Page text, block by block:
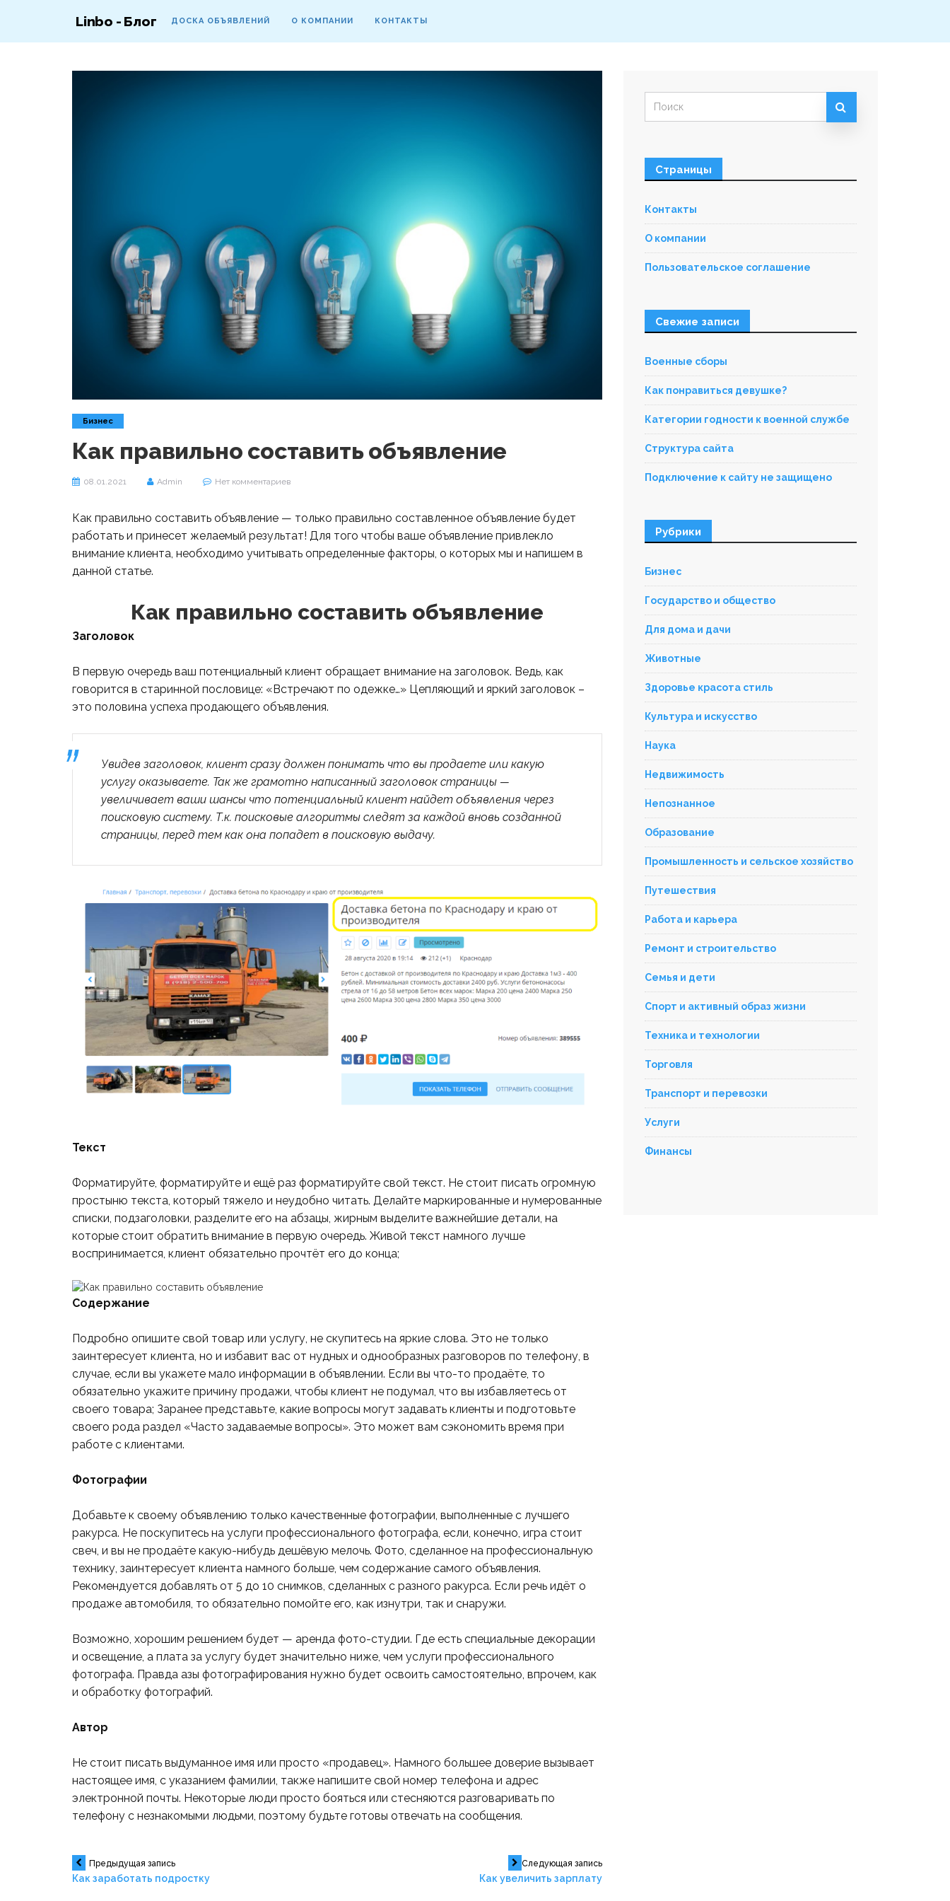
Linbo - Блог ДОСКА ОБЪЯВЛЕНИЙ О КОМПАНИИ КОНТАКТЫ
Бизнес
Как правильно составить объявление
08.01.2021 Admin Нет комментариев
Как правильно составить объявление — только правильно составленное объявление будет
работать и принесет желаемый результат! Для того чтобы ваше объявление привлекло
внимание клиента, необходимо учитывать определенные факторы, о которых мы и напишем в
данной статье.
Как правильно составить объявление
Заголовок
В первую очередь ваш потенциальный клиент обращает внимание на заголовок. Ведь, как
говорится в старинной пословице: «Встречают по одежке…» Цепляющий и яркий заголовок –
это половина успеха продающего объявления.
Увидев заголовок, клиент сразу должен понимать что вы продаете или какую
услугу оказываете. Так же грамотно написанный заголовок страницы —
увеличивает ваши шансы что потенциальный клиент найдет объявления через
поисковую систему. Т.к. поисковые алгоритмы следят за каждой вновь созданной
страницы, перед тем как она попадет в поисковую выдачу.
Текст
Форматируйте, форматируйте и ещё раз форматируйте свой текст. Не стоит писать огромную
простыню текста, который тяжело и неудобно читать. Делайте маркированные и нумерованные
списки, подзаголовки, разделите его на абзацы, жирным выделите важнейшие детали, на
которые стоит обратить внимание в первую очередь. Живой текст намного лучше
воспринимается, клиент обязательно прочтёт его до конца;
Содержание
Подробно опишите свой товар или услугу, не скупитесь на яркие слова. Это не только
заинтересует клиента, но и избавит вас от нудных и однообразных разговоров по телефону, в
случае, если вы укажете мало информации в объявлении. Если вы что-то продаёте, то
обязательно укажите причину продажи, чтобы клиент не подумал, что вы избавляетесь от
своего товара; Заранее представьте, какие вопросы могут задавать клиенты и подготовьте
своего рода раздел «Часто задаваемые вопросы». Это может вам сэкономить время при
работе с клиентами.
Фотографии
Добавьте к своему объявлению только качественные фотографии, выполненные с лучшего
ракурса. Не поскупитесь на услуги профессионального фотографа, если, конечно, игра стоит
свеч, и вы не продаёте какую-нибудь дешёвую мелочь. Фото, сделанное на профессиональную
технику, заинтересует клиента намного больше, чем содержание самого объявления.
Рекомендуется добавлять от 5 до 10 снимков, сделанных с разного ракурса. Если речь идёт о
продаже автомобиля, то обязательно помойте его, как изнутри, так и снаружи.
Возможно, хорошим решением будет — аренда фото-студии. Где есть специальные декорации
и освещение, а плата за услугу будет значительно ниже, чем услуги профессионального
фотографа. Правда азы фотографирования нужно будет освоить самостоятельно, впрочем, как
и обработку фотографий.
Автор
Не стоит писать выдуманное имя или просто «продавец». Намного большее доверие вызывает
настоящее имя, с указанием фамилии, также напишите свой номер телефона и адрес
электронной почты. Некоторые люди просто бояться или стесняются разговаривать по
телефону с незнакомыми людьми, поэтому будьте готовы отвечать на сообщения.
Навигация
Предыдущая запись
Как заработать подростку
Следующая запись
Как увеличить зарплату
Страницы
Контакты
О компании
Пользовательское соглашение
Свежие записи
Военные сборы
Как понравиться девушке?
Категории годности к военной службе
Структура сайта
Подключение к сайту не защищено
Рубрики
Бизнес
Государство и общество
Для дома и дачи
Животные
Здоровье красота стиль
Культура и искусство
Наука
Недвижимость
Непознанное
Образование
Промышленность и сельское хозяйство
Путешествия
Работа и карьера
Ремонт и строительство
Семья и дети
Спорт и активный образ жизни
Техника и технологии
Торговля
Транспорт и перевозки
Услуги
Финансы